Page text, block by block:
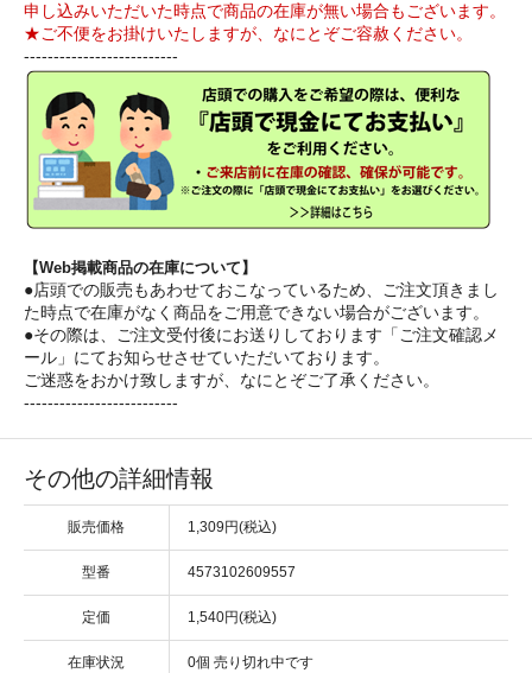
申し込みいただいた時点で商品の在庫が無い場合もございます。
★ご不便をお掛けいたしますが、なにとぞご容赦ください。
--------------------------
【Web掲載商品の在庫について】
●店頭での販売もあわせておこなっているため、ご注文頂きまし
た時点で在庫がなく商品をご用意できない場合がございます。
●その際は、ご注文受付後にお送りしております「ご注文確認メ
ール」にてお知らせさせていただいております。
ご迷惑をおかけ致しますが、なにとぞご了承ください。
--------------------------
その他の詳細情報
販売価格 1,309円(税込)
型番 4573102609557
定価 1,540円(税込)
在庫状況 0個 売り切れ中です